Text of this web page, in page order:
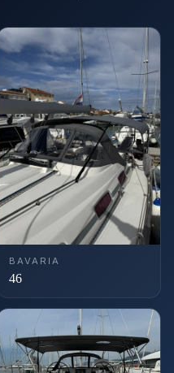
BAVARIA
46